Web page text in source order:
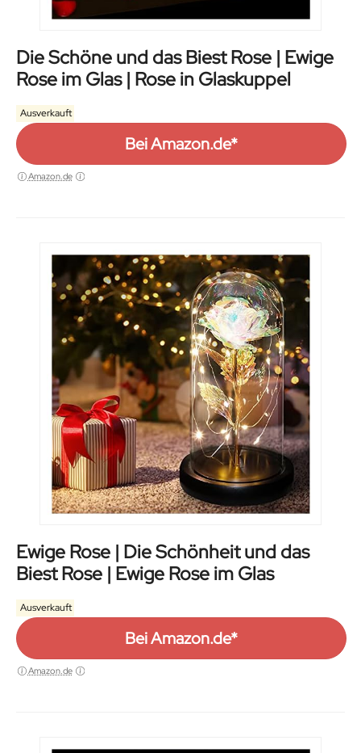
Die Schöne und das Biest Rose | Ewige
Rose im Glas | Rose in Glaskuppel
Ausverkauft
Bei Amazon.de*
Amazon.de
Ewige Rose | Die Schönheit und das
Biest Rose | Ewige Rose im Glas
Ausverkauft
Bei Amazon.de*
Amazon.de